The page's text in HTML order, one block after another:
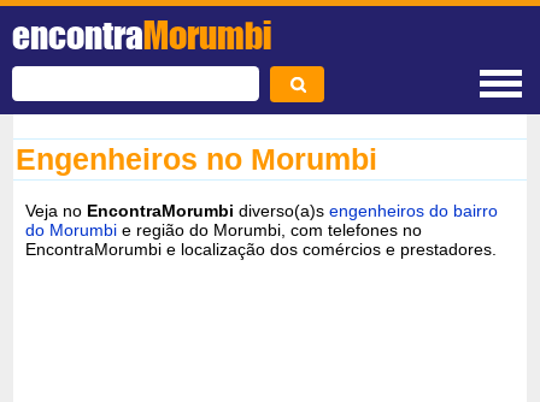
encontraMorumbi
Engenheiros no Morumbi
Veja no EncontraMorumbi diverso(a)sengenheiros do bairro
do Morumbi e região do Morumbi, com telefones no
EncontraMorumbi e localização dos comércios e prestadores.